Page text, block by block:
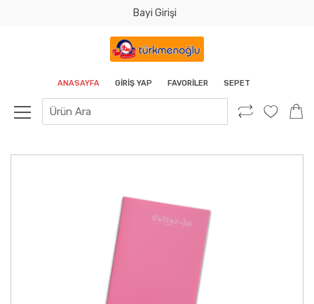
Bayi Girişi
ANASAYFA GIRIŞ YAP FAVORILER SEPET